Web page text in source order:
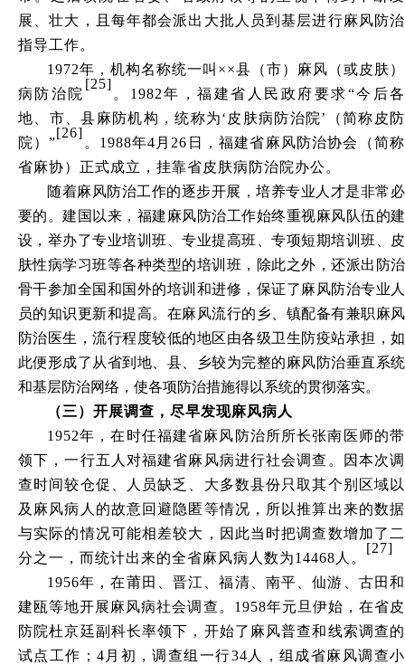
展、壮大，且每年都会派出大批人员到基层进行麻风防治
指导工作。
1972年，机构名称统一叫××县（市）麻风（或皮肤）
病防治院
[25]
。 1982年，福建省人民政府要求“今后各
地、市、县麻防机构，统称为‘皮肤病防治院’（简称皮防
院）”
[26]
。 1988年4月26日，福建省麻风防治协会（简称
省麻协）正式成立，挂靠省皮肤病防治院办公。
随着麻风防治工作的逐步开展，培养专业人才是非常必
要的。建国以来，福建麻风防治工作始终重视麻风队伍的建
设，举办了专业培训班、专业提高班、专项短期培训班、皮
肤性病学习班等各种类型的培训班，除此之外，还派出防治
骨干参加全国和国外的培训和进修，保证了麻风防治专业人
员的知识更新和提高。在麻风流行的乡、镇配备有兼职麻风
防治医生，流行程度较低的地区由各级卫生防疫站承担，如
此便形成了从省到地、县、乡较为完整的麻风防治垂直系统
和基层防治网络，使各项防治措施得以系统的贯彻落实。
（三 ） 开展调查，尽早发现麻风病人
1952年，在时任福建省麻风防治所所长张南医师的带
领下，一行五人对福建省麻风病进行社会调查。因本次调
查时间较仓促、人员缺乏、大多数县份只取其个别区域以
及麻风病人的故意回避隐匿等情况，所以推算出来的数据
与实际的情况可能相差较大，因此当时把调查数增加了二
分之一，而统计出来的全省麻风病人数为14468人。
[27]
1956年，在莆田、晋江、福清、南平、仙游、古田和
建瓯等地开展麻风病社会调查。1958年元旦伊始，在省皮
防院杜京廷副科长率领下，开始了麻风普查和线索调查的
试点工作；4月初，调查组一行34人，组成省麻风调查小